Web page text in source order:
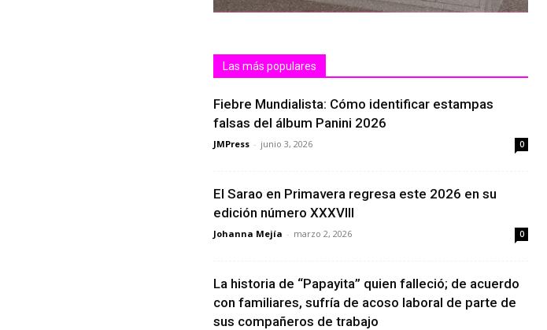
Las más populares
Fiebre Mundialista: Cómo identificar estampas
falsas del álbum Panini 2026
JMPress - junio 3, 2026 0
El Sarao en Primavera regresa este 2026 en su
edición número XXXVIII
Johanna Mejía - marzo 2, 2026 0
La historia de “Papayita” quien falleció; de acuerdo
con familiares, sufría de acoso laboral de parte de
sus compañeros de trabajo